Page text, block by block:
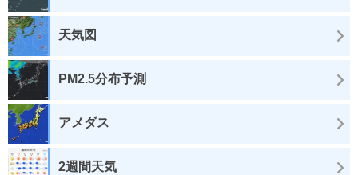
天気図
PM2.5分布予測
アメダス
2週間天気